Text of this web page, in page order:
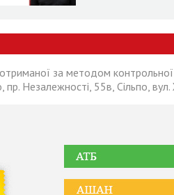
за методом
Незалежності, 55в, Сільпо, вул.